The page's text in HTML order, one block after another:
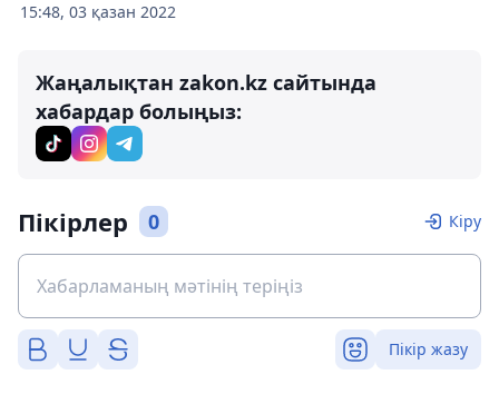
15:48, 03 қазан 2022
Жаңалықтан zakon.kz сайтында
хабардар болыңыз:
Пікірлер 0 Кіру
Пікір жазу